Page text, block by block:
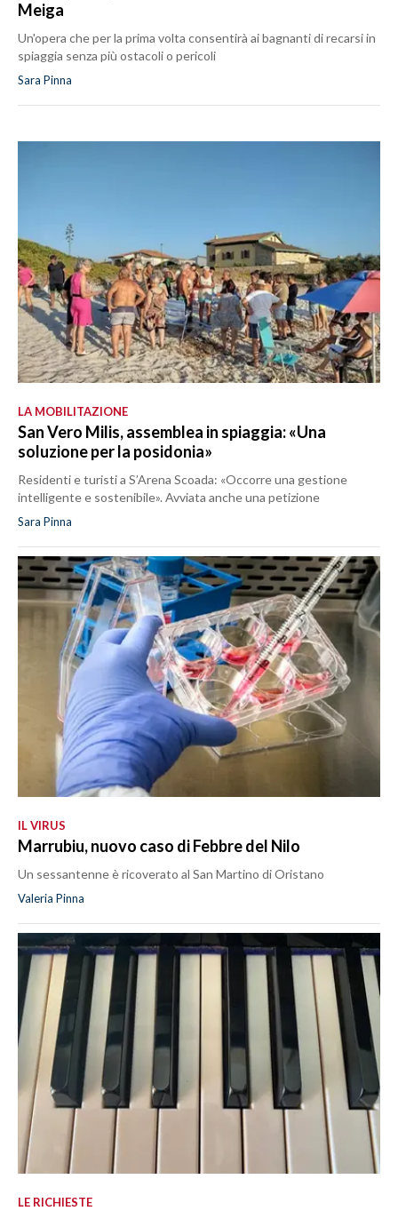
Meiga
Un'opera che per la prima volta consentirà ai bagnanti di recarsi in
spiaggia senza più ostacoli o pericoli
Sara Pinna
LA MOBILITAZIONE
San Vero Milis, assemblea in spiaggia: «Una
soluzione per la posidonia»
Residenti e turisti a S’Arena Scoada: «Occorre una gestione
intelligente e sostenibile». Avviata anche una petizione
Sara Pinna
IL VIRUS
Marrubiu, nuovo caso di Febbre del Nilo
Un sessantenne è ricoverato al San Martino di Oristano
Valeria Pinna
LE RICHIESTE